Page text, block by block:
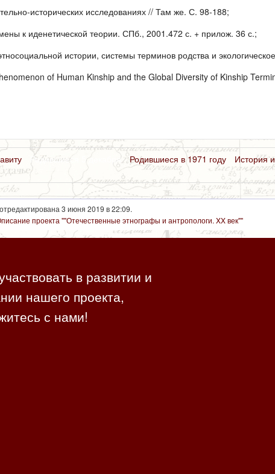
исторических исследованиях // Там же. С. 98-188;
к иденетической теории. СПб., 2001.472 с. + прилож. 36 с.;
истории, системы терминов родства и
of Human Kinship and the Global Diversity of Kinship
Родившиеся 5 декабря Родившиеся в 1971 году
История
3 июня 2019 в 22:09.
проекта ""Отечественные этнографы и антропологи. XX век""
в развитии и
нашего проекта,
с нами!